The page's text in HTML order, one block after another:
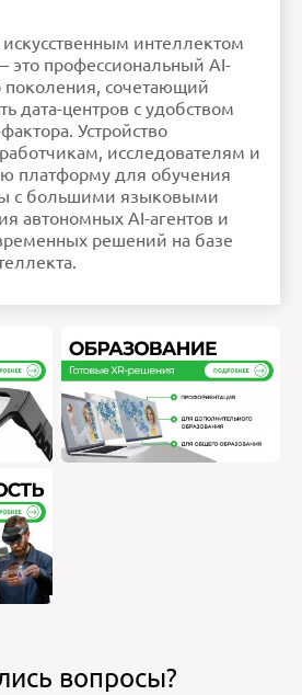
интеллектом
это профессиональный AI-
поколения, сочетающий
дата-центров с удобством
Устройство
исследователям и
платформу для обучения
с большими языковыми
автономных AI-агентов и
решений на базе
вопросы?